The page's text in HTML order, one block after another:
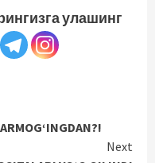
улашинг
Next